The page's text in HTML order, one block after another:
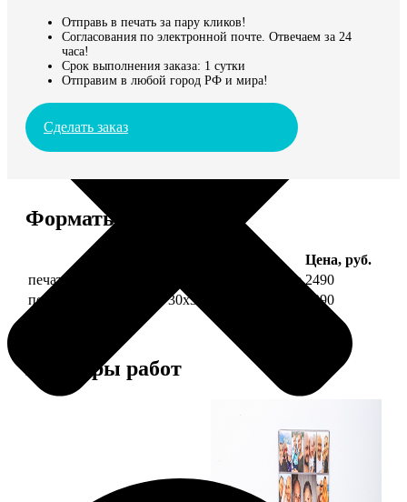
Отправь в печать за пару кликов!
Согласования по электронной почте. Отвечаем за 24
часа!
Срок выполнения заказа: 1 сутки
Отправим в любой город РФ и мира!
Сделать заказ
Форматы и цены
Цена, руб.
печать фото на холсте 30х30 на подрамнике 2490
печать фото на холсте 30х30 в раме
4990
Примеры работ